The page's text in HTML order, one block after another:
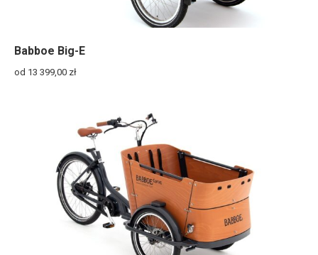
Babboe Big-E
od 13 399,00 zł